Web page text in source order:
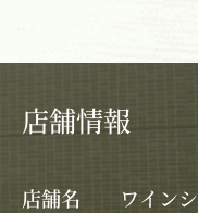
店舗情報
店舗名
ワイン